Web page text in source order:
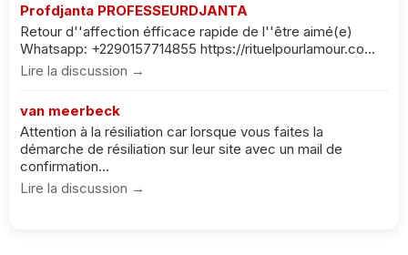
Profdjanta PROFESSEURDJANTA
Retour d''affection éfficace rapide de l''être aimé(e)
Whatsapp: +2290157714855 https://rituelpourlamour.co...
Lire la discussion →
van meerbeck
Attention à la résiliation car lorsque vous faites la
démarche de résiliation sur leur site avec un mail de
confirmation...
Lire la discussion →